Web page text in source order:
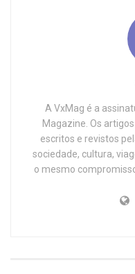
A VxMag é a
Magazine. Os
escritos e revistos
sociedade, cultura,
o mesmo